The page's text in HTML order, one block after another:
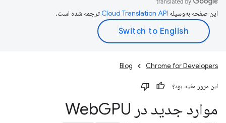
این صفحه به‌وسیله ترجمه شده است.
Chrome for Developers
Blog
این مرور مفید بود؟
موارد جدید در Web GPU